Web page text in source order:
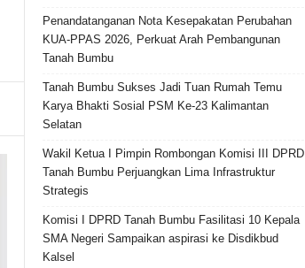
Penandatanganan Nota Kesepakatan Perubahan
KUA-PPAS 2026, Perkuat Arah Pembangunan
Tanah Bumbu
Tanah Bumbu Sukses Jadi Tuan Rumah Temu
Karya Bhakti Sosial PSM Ke-23 Kalimantan
Selatan
Wakil Ketua I Pimpin Rombongan Komisi III DPRD
Tanah Bumbu Perjuangkan Lima Infrastruktur
Strategis
Komisi I DPRD Tanah Bumbu Fasilitasi 10 Kepala
SMA Negeri Sampaikan aspirasi ke Disdikbud
Kalsel